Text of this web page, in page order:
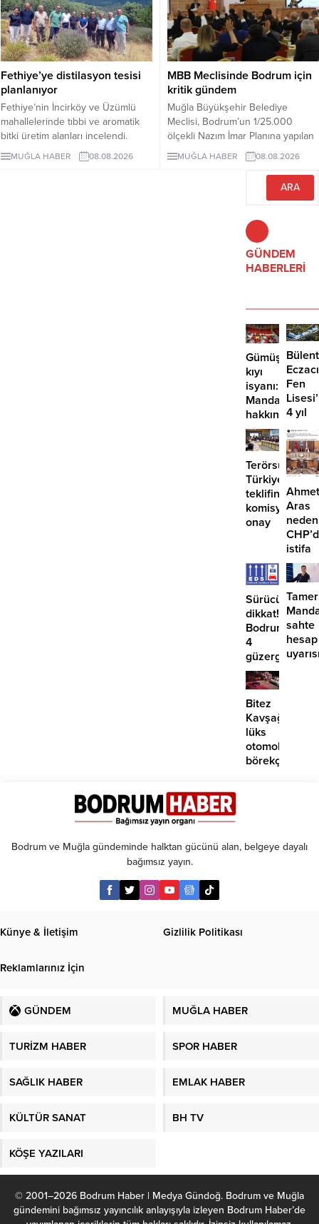
Fethiye’ye distilasyon tesisi
planlanıyor
Fethiye’nin İncirköy ve Üzümlü
mahallelerinde tıbbi ve aromatik
bitki üretim alanları incelendi.
Bölgede kurulması planlanan
distilasyon tesisi için yer
MUĞLA HABER 08.08.2026
MBB Meclisinde Bodrum için
kritik gündem
Muğla Büyükşehir Belediye
Meclisi, Bodrum’un 1/25.000
ölçekli Nazım İmar Planına yapılan
itirazları, Bodrum–Datça feribot
ücretlerini ve Torba’daki 7 bin 86
metrekarelik taşınmazın bedelsiz
mülkiyet devrini görüşecek.
MUĞLA HABER 08.08.2026
GÜNDEM
HABERLERİ
Gümüşlük’te
kıyı
isyanı:
Mandalinci
hakkında
suç
duyurusu
Bülent
Fen
4 yıl
geçti,
hâlâ
proje
Terörsüz
Türkiye
teklifine
komisyondan
onay
Ahmet
Aras
neden
istifa
Sürücüler
dikkat!
Bodrum’da
4
güzergahta
EDS
başlıyor
Tamer
sahte
hesap
Bitez
Kavşağı’nda
lüks
otomobil
börekçiye
Bodrum ve Muğla gündeminde halktan gücünü alan, belgeye dayalı
bağımsız yayın.
Künye & İletişim Gizlilik Politikası
Reklamlarınız İçin
GÜNDEM MUĞLA HABER
TURİZM HABER SPOR HABER
SAĞLIK HABER EMLAK HABER
KÜLTÜR SANAT BH TV
KÖŞE YAZILARI
© 2001–2026 Bodrum Haber | Medya Gündoğ. Bodrum ve Muğla
gündemini bağımsız yayıncılık anlayışıyla izleyen Bodrum Haber’de